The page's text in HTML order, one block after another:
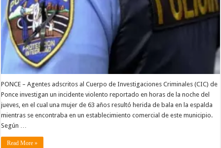
PONCE – Agentes adscritos al Cuerpo de Investigaciones Criminales (CIC) de
Ponce investigan un incidente violento reportado en horas de la noche del
jueves, en el cual una mujer de 63 años resultó herida de bala en la espalda
mientras se encontraba en un establecimiento comercial de este municipio.
Según …
Read More »